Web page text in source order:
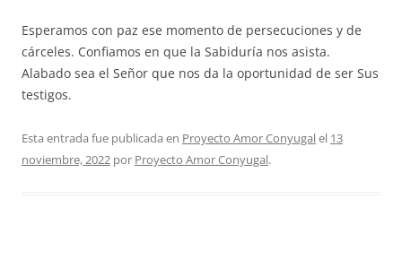
Esperamos con paz ese momento de persecuciones y de
cárceles. Confiamos en que la Sabiduría nos asista.
Alabado sea el Señor que nos da la oportunidad de ser Sus
testigos.
Esta entrada fue publicada en Proyecto Amor Conyugalel 13
noviembre, 2022 por Proyecto Amor Conyugal.